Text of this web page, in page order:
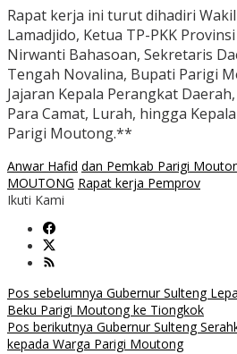
Rapat kerja ini turut dihadiri
Lamadjido, Ketua TP-PKK
Nirwanti Bahasoan, Sekretaris
Tengah Novalina, Bupati Parigi
Jajaran Kepala Perangkat
Para Camat, Lurah, hingga
Parigi Moutong.**
Anwar Hafid dan Pemkab Parigi
MOUTONG Rapat kerja Pemprov
Ikuti Kami
Navigasi
pos
Pos sebelumnya Gubernur Sulteng
Beku Parigi Moutong ke Tiongkok
Pos berikutnya Gubernur Sulteng
kepada Warga Parigi Moutong